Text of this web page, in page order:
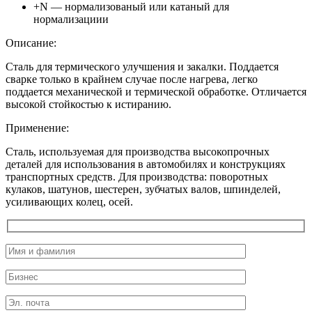
+N — нормализованый или катаный для
нормализациии
Описание:
Сталь для термического улучшения и закалки. Поддается
сварке только в крайнем случае после нагрева, легко
поддается механической и термической обработке. Отличается
высокой стойкостью к истиранию.
Применение:
Сталь, используемая для производства высокопрочных
деталей для использования в автомобилях и конструкциях
транспортных средств. Для производства: поворотных
кулаков, шатунов, шестерен, зубчатых валов, шпинделей,
усиливающих колец, осей.